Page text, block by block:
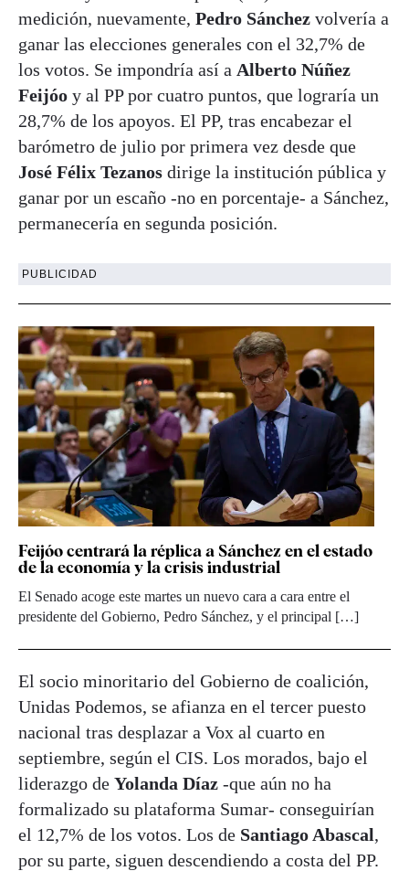
medición, nuevamente, Pedro Sánchez volvería a
ganar las elecciones generales con el 32,7% de
los votos. Se impondría así a Alberto Núñez
Feijóo y al PP por cuatro puntos, que lograría un
28,7% de los apoyos. El PP, tras encabezar el
barómetro de julio por primera vez desde que
José Félix Tezanos dirige la institución pública y
ganar por un escaño -no en porcentaje- a Sánchez,
permanecería en segunda posición.
PUBLICIDAD
Feijóo centrará la réplica a Sánchez en el estado
de la economía y la crisis industrial
El Senado acoge este martes un nuevo cara a cara entre el
presidente del Gobierno, Pedro Sánchez, y el principal […]
El socio minoritario del Gobierno de coalición,
Unidas Podemos, se afianza en el tercer puesto
nacional tras desplazar a Vox al cuarto en
septiembre, según el CIS. Los morados, bajo el
liderazgo de Yolanda Díaz -que aún no ha
formalizado su plataforma Sumar- conseguirían
el 12,7% de los votos. Los de Santiago Abascal,
por su parte, siguen descendiendo a costa del PP.